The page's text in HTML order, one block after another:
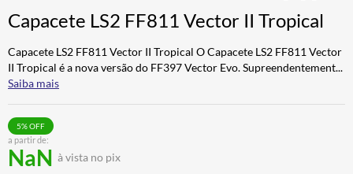
Capacete LS2 FF811 Vector II Tropical
Capacete LS2 FF811 Vector II Tropical O Capacete LS2 FF811 Vector
II Tropical é a nova versão do FF397 Vector Evo. Supreendentement...
Saiba mais
a partir de:
NaN à vista no pix
5% OFF
5º LUVA
6º BAU
7º ALPINESTAR
8º AIROH
9º
10º BOTAS